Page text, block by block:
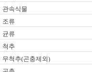
관속식물
조류
균류
척추
무척추(곤충제외)